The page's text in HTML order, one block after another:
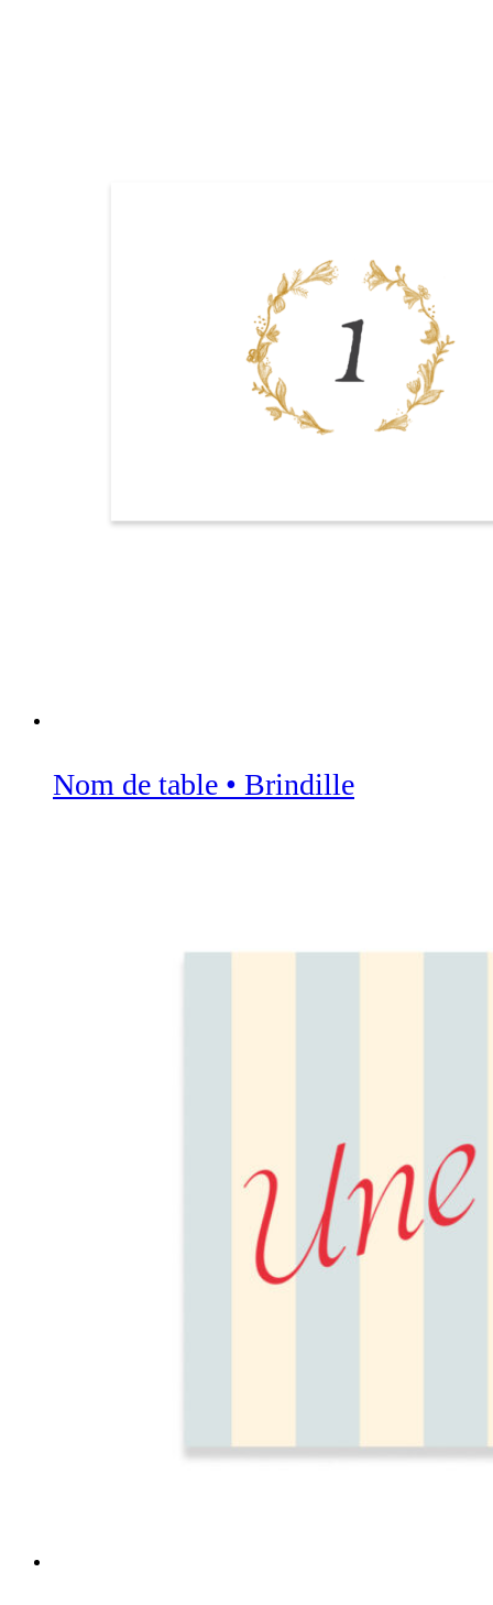
Nom de table • Brindille